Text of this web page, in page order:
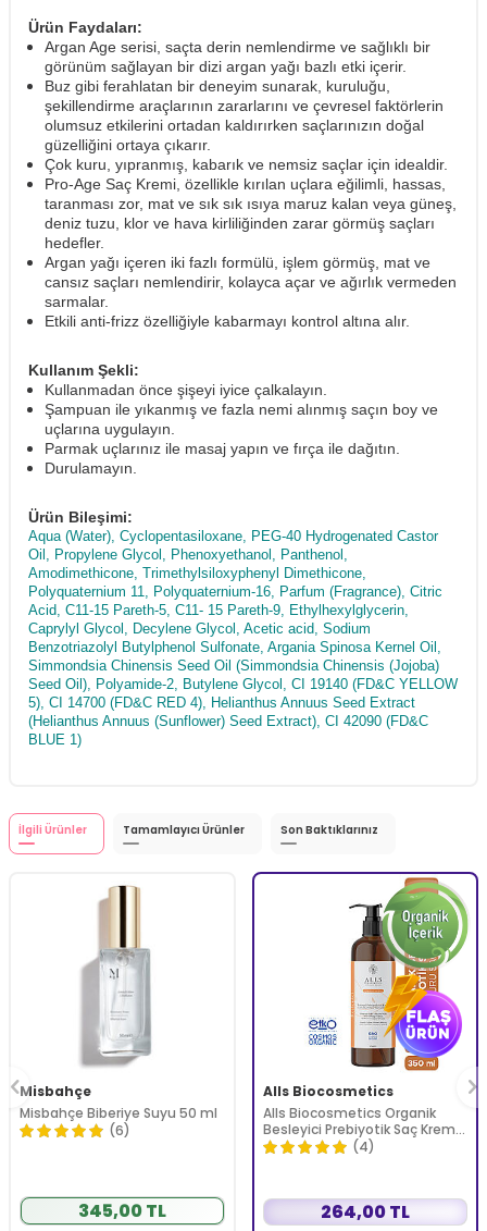
Ürün Faydaları:
Argan Age serisi, saçta derin nemlendirme ve sağlıklı bir
görünüm sağlayan bir dizi argan yağı bazlı etki içerir.
Buz gibi ferahlatan bir deneyim sunarak, kuruluğu,
şekillendirme araçlarının zararlarını ve çevresel faktörlerin
olumsuz etkilerini ortadan kaldırırken saçlarınızın doğal
güzelliğini ortaya çıkarır.
Çok kuru, yıpranmış, kabarık ve nemsiz saçlar için idealdir.
Pro-Age Saç Kremi, özellikle kırılan uçlara eğilimli, hassas,
taranması zor, mat ve sık sık ısıya maruz kalan veya güneş,
deniz tuzu, klor ve hava kirliliğinden zarar görmüş saçları
hedefler.
Argan yağı içeren iki fazlı formülü, işlem görmüş, mat ve
cansız saçları nemlendirir, kolayca açar ve ağırlık vermeden
sarmalar.
Etkili anti-frizz özelliğiyle kabarmayı kontrol altına alır.
Kullanım Şekli:
Kullanmadan önce şişeyi iyice çalkalayın.
Şampuan ile yıkanmış ve fazla nemi alınmış saçın boy ve
uçlarına uygulayın.
Parmak uçlarınız ile masaj yapın ve fırça ile dağıtın.
Durulamayın.
Ürün Bileşimi:
Aqua (Water), Cyclopentasiloxane, PEG-40 Hydrogenated Castor
Oil, Propylene Glycol, Phenoxyethanol, Panthenol,
Amodimethicone, Trimethylsiloxyphenyl Dimethicone,
Polyquaternium 11, Polyquaternium-16, Parfum (Fragrance), Citric
Acid, C11-15 Pareth-5, C11- 15 Pareth-9, Ethylhexylglycerin,
Caprylyl Glycol, Decylene Glycol, Acetic acid, Sodium
Benzotriazolyl Butylphenol Sulfonate, Argania Spinosa Kernel Oil,
Simmondsia Chinensis Seed Oil (Simmondsia Chinensis (Jojoba)
Seed Oil), Polyamide-2, Butylene Glycol, CI 19140 (FD&C YELLOW
5), CI 14700 (FD&C RED 4), Helianthus Annuus Seed Extract
(Helianthus Annuus (Sunflower) Seed Extract), CI 42090 (FD&C
BLUE 1)
İlgili Ürünler Tamamlayıcı Ürünler Son Baktıklarınız
Misbahçe
Misbahçe Biberiye Suyu 50 ml
(6)
345,00 TL
Alls Biocosmetics
Alls Biocosmetics Organik
Besleyici Prebiyotik Saç Kremi
350 ml
(4)
264,00 TL